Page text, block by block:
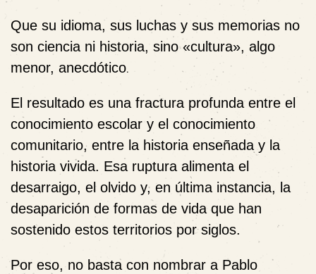
Que su idioma, sus luchas y sus memorias no
son ciencia ni historia, sino «cultura», algo
menor, anecdótico.
El resultado es una fractura profunda entre el
conocimiento escolar y el conocimiento
comunitario, entre la historia enseñada y la
historia vivida. Esa ruptura alimenta el
desarraigo, el olvido y, en última instancia, la
desaparición de formas de vida que han
sostenido estos territorios por siglos.
Por eso, no basta con nombrar a Pablo